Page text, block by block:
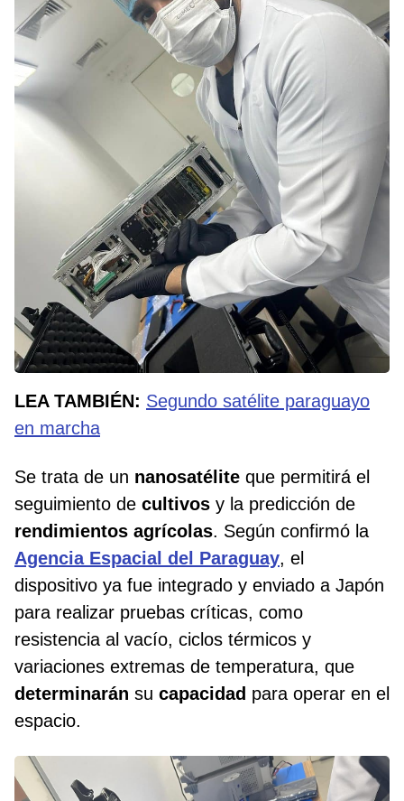
LEA TAMBIÉN: Segundo satélite paraguayo
en marcha
Se trata de un nanosatélite que permitirá el
seguimiento de cultivos y la predicción de
rendimientos agrícolas. Según confirmó la
Agencia Espacial del Paraguay, el
dispositivo ya fue integrado y enviado a Japón
para realizar pruebas críticas, como
resistencia al vacío, ciclos térmicos y
variaciones extremas de temperatura, que
determinarán su capacidad para operar en el
espacio.